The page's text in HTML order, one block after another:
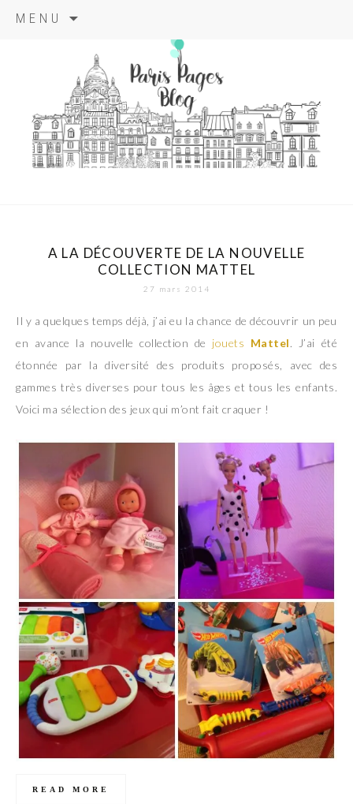
MENU
principal
paris pages
blog
A LA DÉCOUVERTE DE LA NOUVELLE
COLLECTION MATTEL
27 mars 2014
Il y a quelques temps déjà, j’ai eu la chance de découvrir un peu
en avance la nouvelle collection de jouets Mattel. J’ai été
étonnée par la diversité des produits proposés, avec des
gammes très diverses pour tous les âges et tous les enfants.
Voici ma sélection des jeux qui m’ont fait craquer !
READ MORE